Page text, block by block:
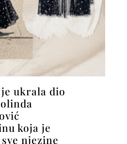
ukrala dio
koja je
njezine